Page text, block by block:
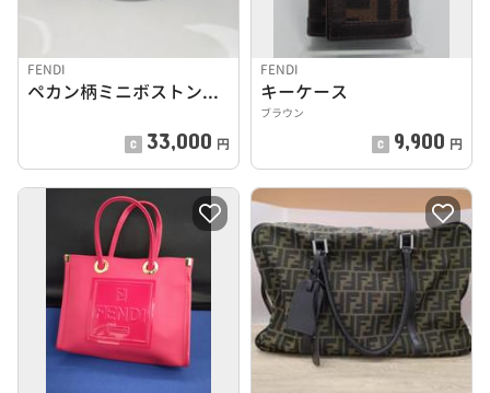
FENDI
ペカン柄ミニボストンバッグ
33,000 円
FENDI
キーケース
ブラウン
9,900 円